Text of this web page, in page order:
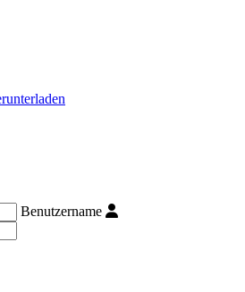
Benutzername